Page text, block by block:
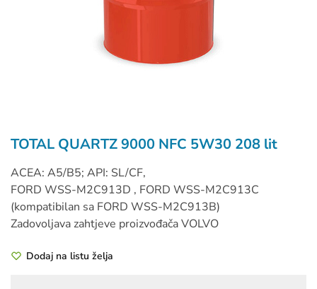
TOTAL QUARTZ 9000 NFC 5W30 208 lit
ACEA: A5/B5; API: SL/CF,
FORD WSS-M2C913D , FORD WSS-M2C913C
(kompatibilan sa FORD WSS-M2C913B)
Zadovoljava zahtjeve proizvođača VOLVO
Dodaj na listu želja